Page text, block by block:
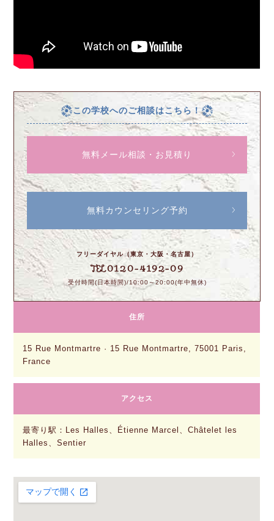
この学校へのご相談はこちら！
無料メール相談・お見積り
無料カウンセリング予約
フリーダイヤル（東京・大阪・名古屋）
TEL0120-4192-09
受付時間(日本時間)/10:00～20:00(年中無休)
住所
15 Rue Montmartre · 15 Rue Montmartre, 75001 Paris,
France
アクセス
最寄り駅：Les Halles、Étienne Marcel、Châtelet les
Halles、Sentier